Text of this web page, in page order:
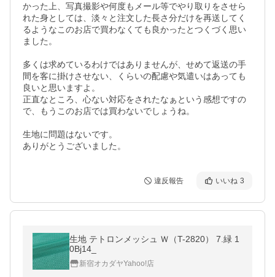
かった上、写真撮影や何度もメール等でやり取りをさせら
れた身としては、淡々と注文した長さ分だけを再送してく
るようなこのお店で買わなくても良かったとつくづく思い
ました。
多くは求めているわけではありませんが、せめて返送の手
間を客に掛けさせない、くらいの配慮や気遣いはあっても
良いと思いますよ。
正直なところ、心ない対応をされたなぁという感想ですの
で、もうこのお店では買わないでしょうね。
生地に問題はないです。
ありがとうございました。
違反報告 いいね 3
生地 テトロンメッシュ Ｗ（T-2820） 7.緑 1
0Bj14_
新宿オカダヤYahoo!店